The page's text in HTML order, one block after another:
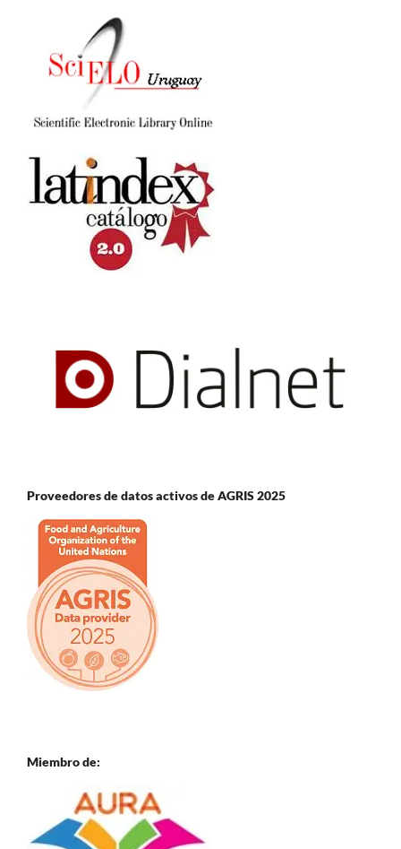
Proveedores de datos activos de AGRIS 2025
Miembro de: